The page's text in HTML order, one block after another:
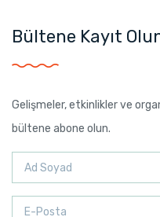
Bültene Kayıt
Gelişmeler, etkinlikler ve
bültene abone olun.